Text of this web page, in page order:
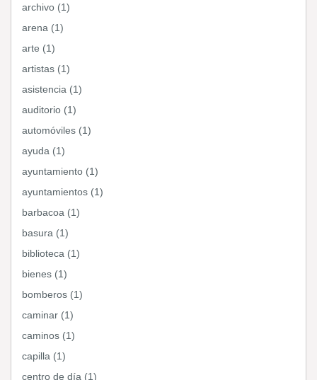
archivo (1)
arena (1)
arte (1)
artistas (1)
asistencia (1)
auditorio (1)
automóviles (1)
ayuda (1)
ayuntamiento (1)
ayuntamientos (1)
barbacoa (1)
basura (1)
biblioteca (1)
bienes (1)
bomberos (1)
caminar (1)
caminos (1)
capilla (1)
centro de día (1)